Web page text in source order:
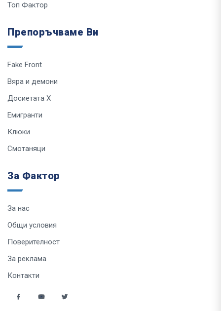
Топ Фактор
Препоръчваме Ви
Fake Front
Вяра и демони
Досиетата Х
Емигранти
Клюки
Смотаняци
За Фактор
За нас
Общи условия
Поверителност
За реклама
Контакти